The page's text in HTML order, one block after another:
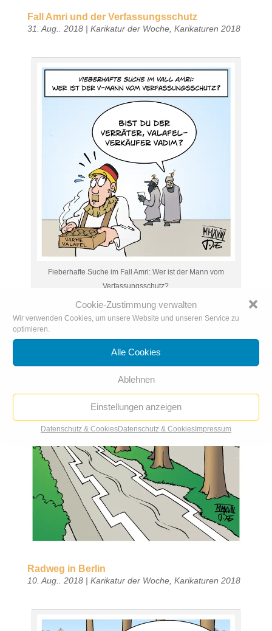
Cookie-Zustimmung verwalten
Wir verwenden Cookies, um unsere Website und unseren Service zu
optimieren.
Alle Cookies
Ablehnen
Einstellungen anzeigen
Datenschutz & CookiesDatenschutz & CookiesImpressum
Fall Amri und der Verfassungsschutz
31. Aug.. 2018| Karikatur der Woche, Karikaturen 2018
Fieberhafte Suche im Fall Amri: Wer ist der Mann vom
Verfassungsschutz?
Radweg in Berlin
10. Aug.. 2018| Karikatur der Woche, Karikaturen 2018